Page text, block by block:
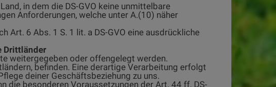
in dem die DS-GVO keine unmittelbare
Anforderungen, welche unter A.(10) näher
Art. 6 Abs. 1 S. 1 lit. a DS-GVO eine ausdrückliche
Drittländer
weitergegeben oder offengelegt werden.
befinden. Eine derartige Verarbeitung erfolgt
deiner Geschäftsbeziehung zu uns.
die besonderen Voraussetzungen der Art. 44 ff. DS-